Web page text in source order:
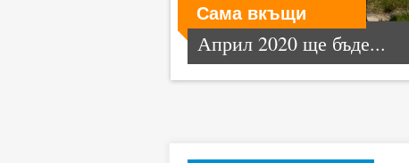
Сама вкъщи
Април 2020 ще бъде...